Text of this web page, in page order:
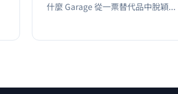
什麼 Garage 從一票替代品中脫穎...